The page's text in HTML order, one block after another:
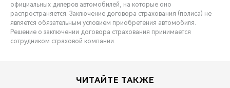
официальных дилеров автомобилей, на которые оно
распространяется. Заключение договора страхования (полиса) не
является обязательным условием приобретения автомобиля.
Решение о заключении договора страхования принимается
сотрудником страховой компании.
ЧИТАЙТЕ ТАКЖЕ